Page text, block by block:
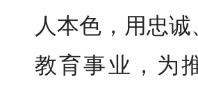
人本色，用忠
教育事业，为